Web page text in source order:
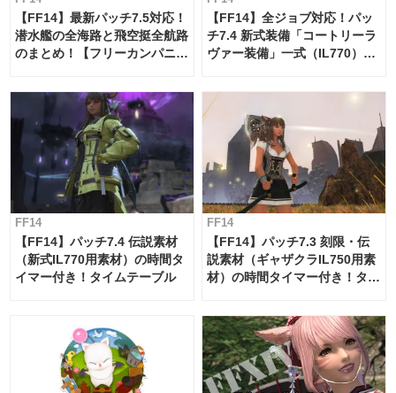
【FF14】最新パッチ7.5対応！
潜水艦の全海路と飛空挺全航路
のまとめ！【フリーカンパニ
【FF14】全ジョブ対応！パッ
チ7.4 新式装備「コートリーラ
ヴァー装備」一式（IL770）の
FF14
【FF14】パッチ7.4 伝説素材
（新式IL770用素材）の時間タ
イマー付き！タイムテーブル
FF14
【FF14】パッチ7.3 刻限・伝
説素材（ギャザクラIL750用素
材）の時間タイマー付き！タイ